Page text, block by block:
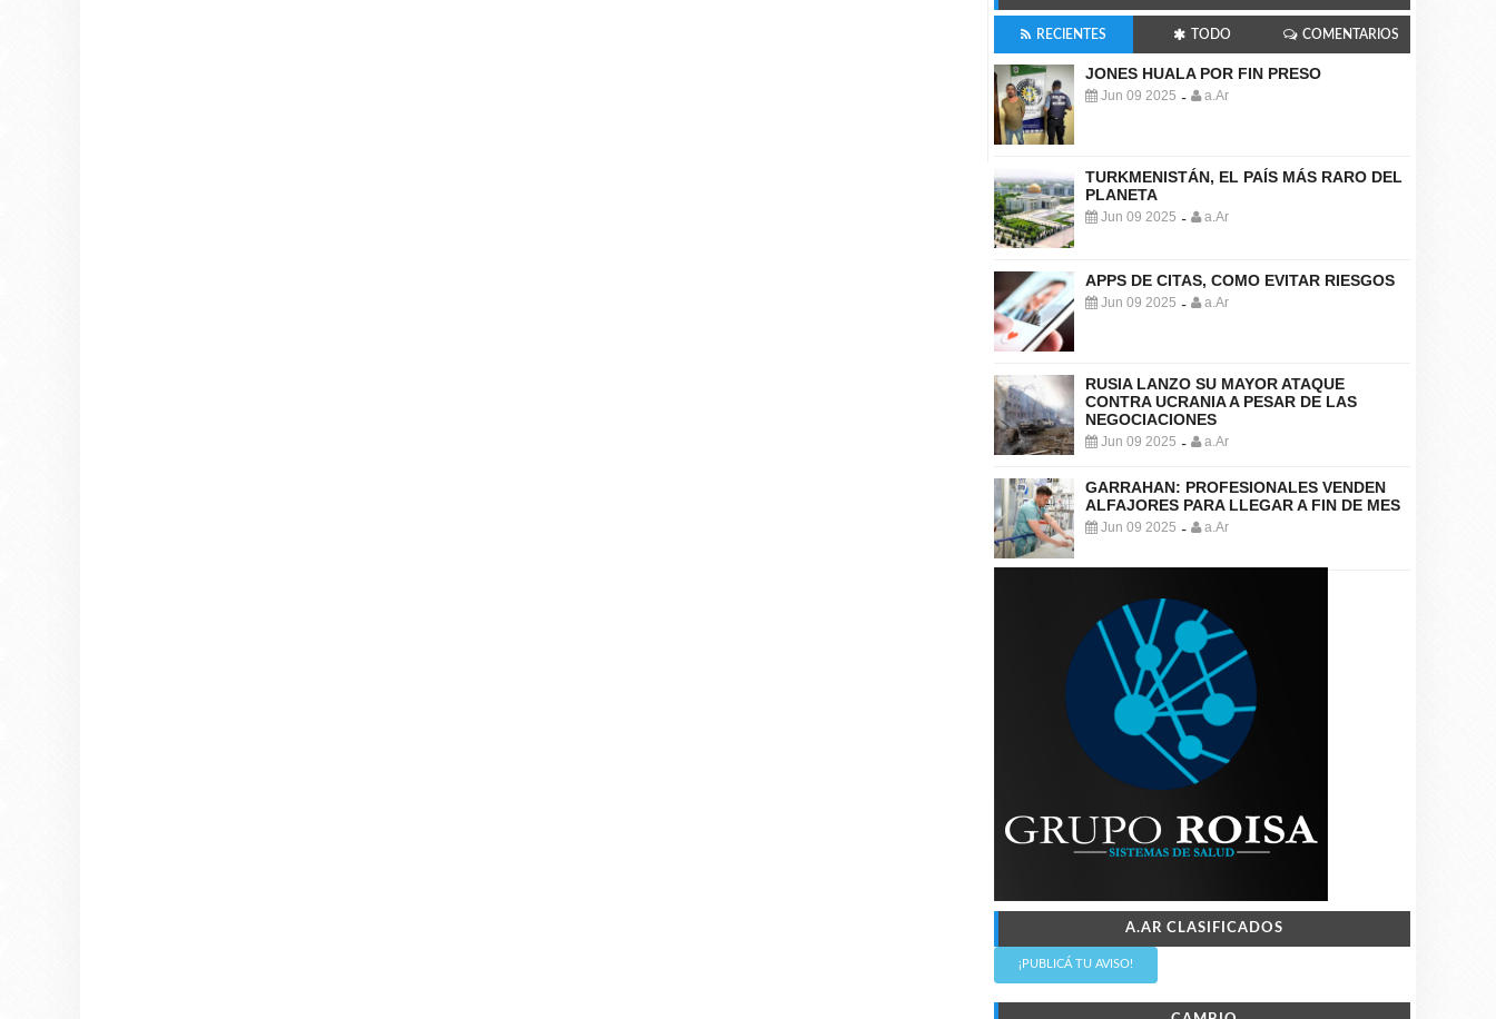
RECIENTES TODO COMENTARIOS
JONES HUALA POR FIN PRESO
Jun 09 2025 - a.Ar
TURKMENISTÁN, EL PAÍS MÁS RARO DEL
PLANETA
Jun 09 2025 - a.Ar
APPS DE CITAS, COMO EVITAR RIESGOS
Jun 09 2025 - a.Ar
RUSIA LANZO SU MAYOR ATAQUE
CONTRA UCRANIA A PESAR DE LAS
NEGOCIACIONES
Jun 09 2025 - a.Ar
GARRAHAN: PROFESIONALES VENDEN
ALFAJORES PARA LLEGAR A FIN DE MES
Jun 09 2025 - a.Ar
A.AR CLASIFICADOS
¡PUBLICÁ TU AVISO!